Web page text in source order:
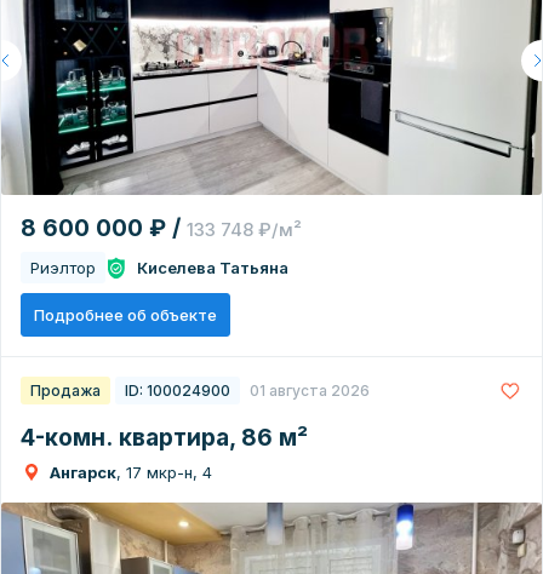
8 600 000 ₽ / 133 748 ₽/м²
Риэлтор Киселева Татьяна
Подробнее об объекте
Продажа ID: 100024900 01 августа 2026
4-комн. квартира, 86 м²
Ангарск, 17 мкр-н, 4